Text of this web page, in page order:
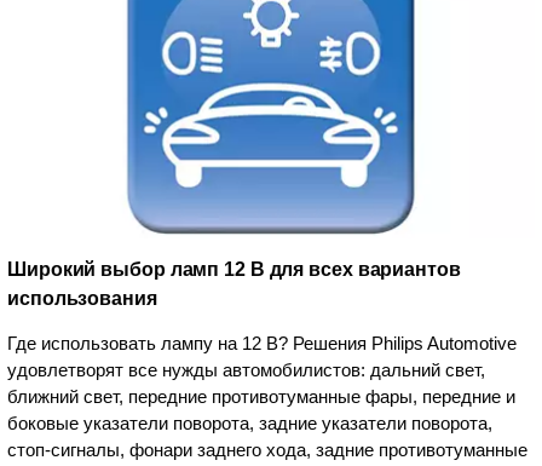
Широкий выбор ламп 12 В для всех вариантов
использования
Где использовать лампу на 12 В? Решения Philips Automotive
удовлетворят все нужды автомобилистов: дальний свет,
ближний свет, передние противотуманные фары, передние и
боковые указатели поворота, задние указатели поворота,
стоп-сигналы, фонари заднего хода, задние противотуманные